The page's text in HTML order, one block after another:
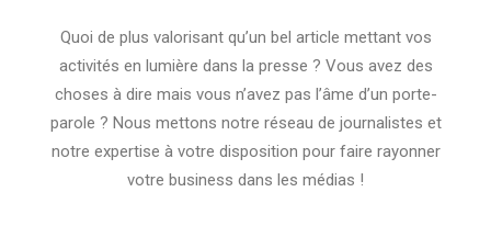
Quoi de plus valorisant qu’un bel article mettant vos
activités en lumière dans la presse ? Vous avez des
choses à dire mais vous n’avez pas l’âme d’un porte-
parole ? Nous mettons notre réseau de journalistes et
notre expertise à votre disposition pour faire rayonner
votre business dans les médias !